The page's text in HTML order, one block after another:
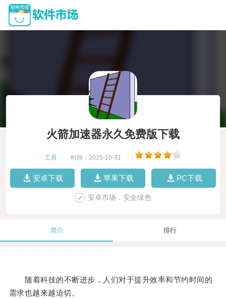
火箭加速器永久免费版下载
工具 时间：2025-10-31
安卓下载 苹果下载 PC下载
安卓市场，安全绿色
简介 排行
随着科技的不断进步，人们对于提升效率和节约时间的
需求也越来越迫切。